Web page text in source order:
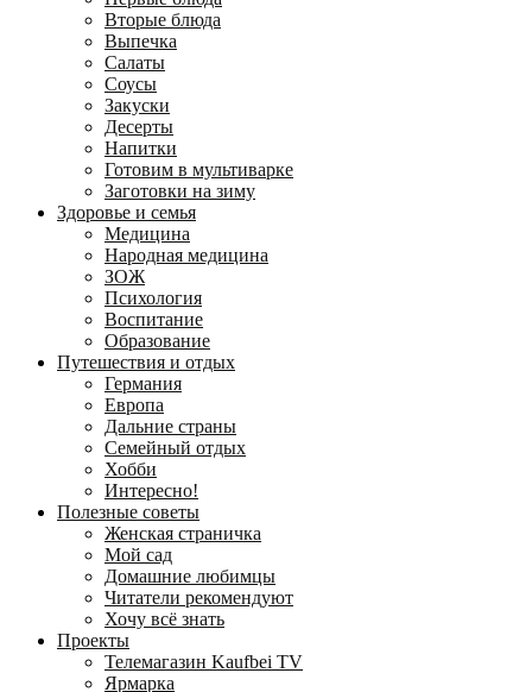
Вторые блюда
Выпечка
Салаты
Соусы
Закуски
Десерты
Напитки
Готовим в мультиварке
Заготовки на зиму
Здоровье и семья
Медицина
Народная медицина
ЗОЖ
Психология
Воспитание
Образование
Путешествия и отдых
Германия
Европа
Дальние страны
Семейный отдых
Хобби
Интересно!
Полезные советы
Женская страничка
Мой сад
Домашние любимцы
Читатели рекомендуют
Хочу всё знать
Проекты
Телемагазин Kaufbei TV
Ярмарка